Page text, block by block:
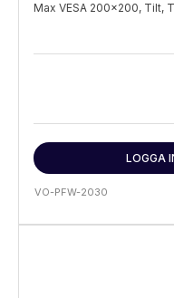
Max VESA 200x200, Tilt,
LOGGA
VO-PFW-2030